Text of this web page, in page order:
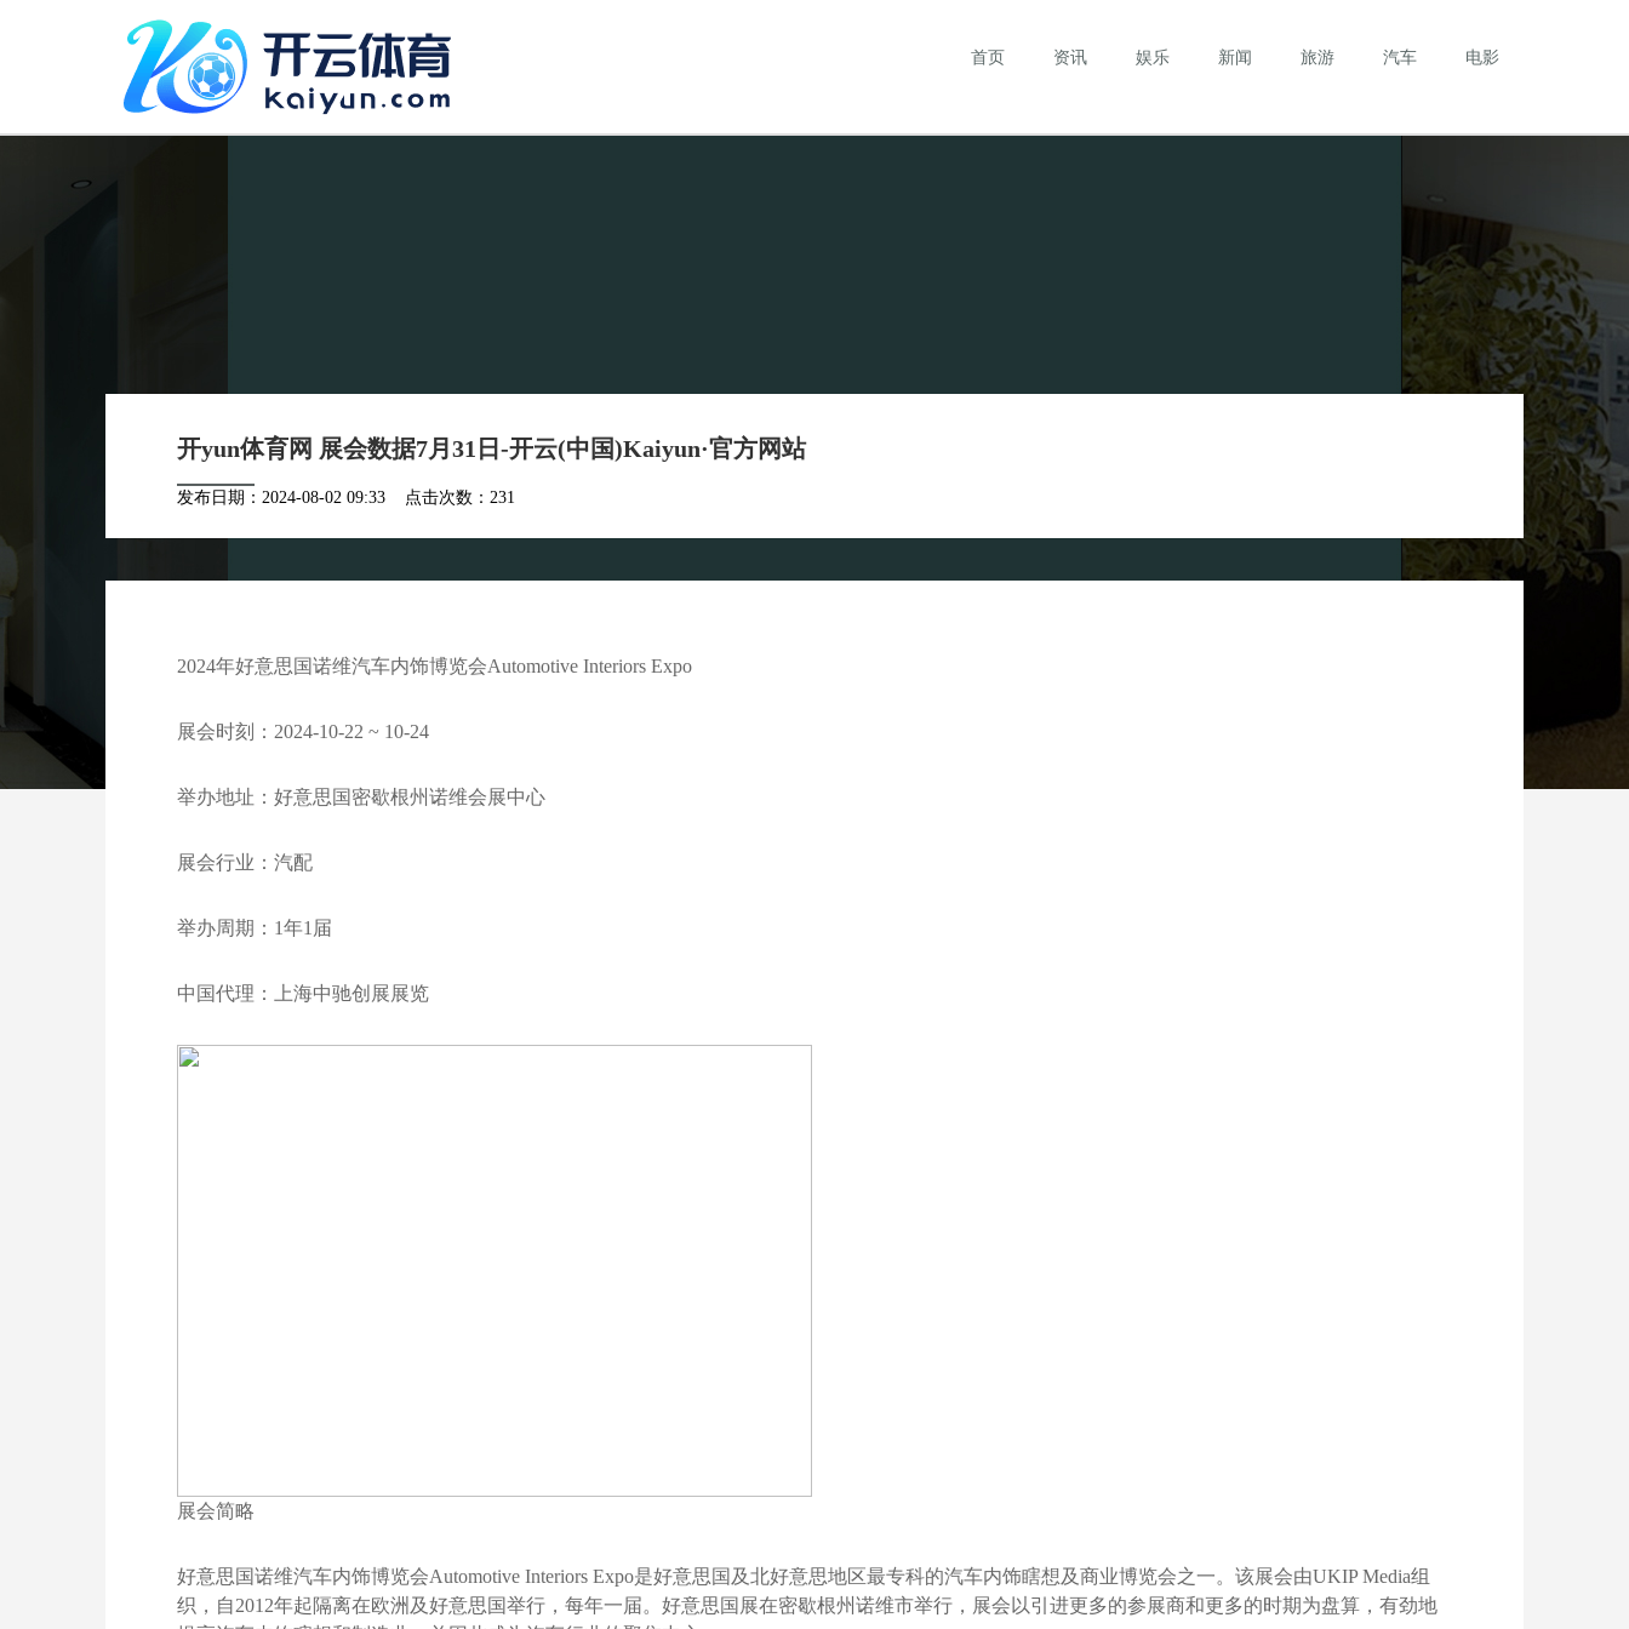
首页 资讯 娱乐 新闻 旅游 汽车 电影
开yun体育网 展会数据7月31日-开云(中国)Kaiyun·官方网站
发布日期：2024-08-02 09:33 点击次数：231
2024年好意思国诺维汽车内饰博览会Automotive Interiors Expo
展会时刻：2024-10-22 ~ 10-24
举办地址：好意思国密歇根州诺维会展中心
展会行业：汽配
举办周期：1年1届
中国代理：上海中驰创展展览
展会简略
好意思国诺维汽车内饰博览会Automotive Interiors Expo是好意思国及北好意思地区最专科的汽车内饰瞎想及商业博览会之一。该展会由UKIP Media组
织，自2012年起隔离在欧洲及好意思国举行，每年一届。好意思国展在密歇根州诺维市举行，展会以引进更多的参展商和更多的时期为盘算，有劲地